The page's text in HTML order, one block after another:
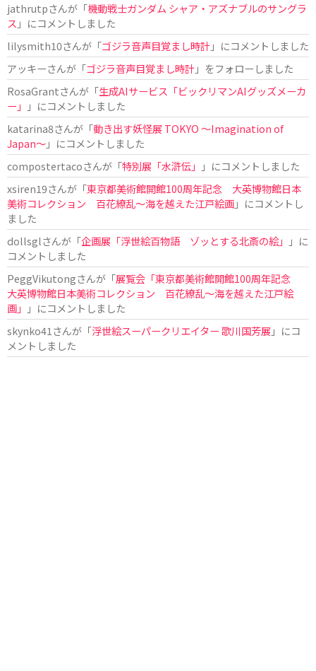
jathrutpさんが「機動戦士ガンダム シャア・アズナブルのサングラ
ス 」にコメントしました
lilysmith10さんが「ゴジラ音声目覚まし時計」にコメントしました
アッキーさんが「ゴジラ音声目覚まし時計」をフォローしました
RosaGrantさんが「生成AIサービス「ビックリマンAIグッズメーカ
ー」
」にコメントしました
katarina8さんが「動き出す妖怪展 TOKYO 〜Imagination of
Japan〜」にコメントしました
compostertacoさんが「特別展「水滸伝」
」にコメントしました
xsiren19さんが「東京都美術館開館100周年記念 大英博物館日本
美術コレクション 百花繚乱～海を越えた江戸絵画」にコメントし
ました
dollsglさんが「企画展「浮世絵百物語 ゾッとする北斎の絵」
」に
コメントしました
PeggVikutongさんが「展覧会「東京都美術館開館100周年記念
大英博物館日本美術コレクション 百花繚乱〜海を越えた江戸絵
画」
」にコメントしました
skynko41さんが「浮世絵スーパークリエイター 歌川国芳展 」にコ
メントしました